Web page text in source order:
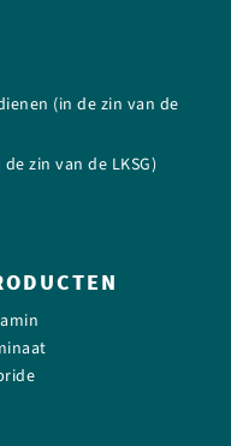
(in de zin van de
zin van de LKSG)